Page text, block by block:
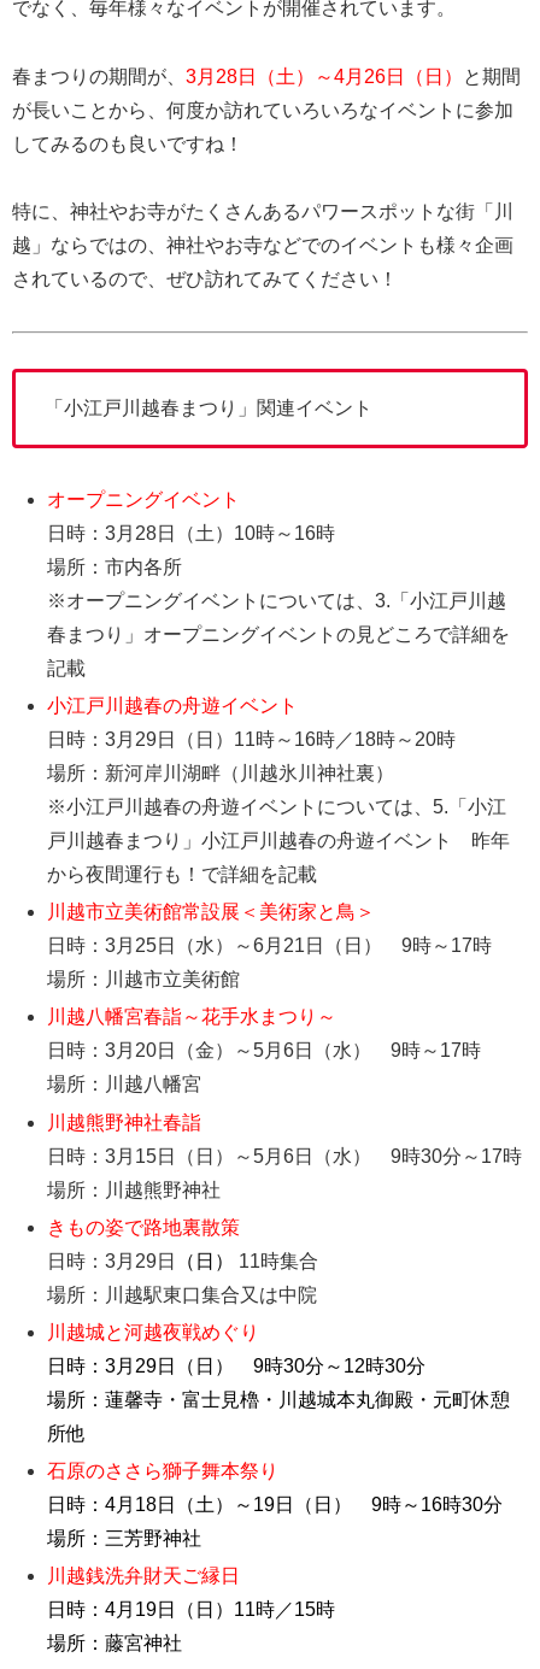
でなく、毎年様々なイベントが開催されています。
春まつりの期間が、 3月28日（土）～4月26日（日）
と期間
が長いことから、何度か訪れていろいろなイベントに参加
してみるのも良いですね！
特に、神社やお寺がたくさんあるパワースポットな街「川
越」ならではの、神社やお寺などでのイベントも様々企画
されているので、ぜひ訪れてみてください！
「小江戸川越春まつり」関連イベント
オープニングイベント
日時：3月28日（土）10時～16時
場所：市内各所
※オープニングイベントについては、3.「小江戸川越
春まつり」オープニングイベントの見どころで詳細を
記載
小江戸川越春の舟遊イベント
日時：3月29日（日）11時～16時／18時～20時
場所：新河岸川湖畔（川越氷川神社裏）
※小江戸川越春の舟遊イベントについては、5.「小江
戸川越春まつり」小江戸川越春の舟遊イベント 昨年
から夜間運行も！で詳細を記載
川越市立美術館常設展＜美術家と鳥＞
日時：3月25日（水）～6月21日（日） 9時～17時
場所：川越市立美術館
川越八幡宮春詣～花手水まつり～
日時：3月20日（金）～5月6日（水） 9時～17時
場所：川越八幡宮
川越熊野神社春詣
日時：3月15日（日）～5月6日（水） 9時30分～17時
場所：川越熊野神社
きもの姿で路地裏散策
日時：3月29日
（日）
11時集合
場所：川越駅東口集合又は中院
川越城と河越夜戦めぐり
日時：3月29日（日） 9時30分～12時30分
場所：蓮馨寺・富士見櫓・川越城本丸御殿・元町休憩
所他
石原のささら獅子舞本祭り
日時：4月18日（土）～19日（日） 9時～16時30分
場所：三芳野神社
川越銭洗弁財天ご縁日
日時：4月19日（日）11時／15時
場所：藤宮神社